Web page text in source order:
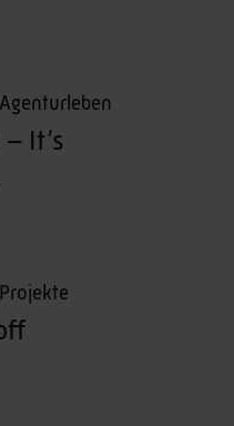
Agenturleben
It’s
Projekte